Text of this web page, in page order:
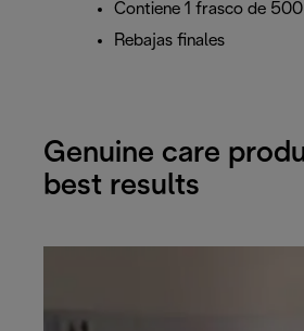
Contiene 1 frasco de
Rebajas finales
Genuine care
best results